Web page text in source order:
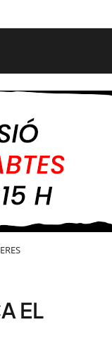
EL